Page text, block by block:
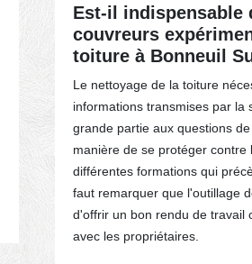
Est-il indispensable
couvreurs
toiture à Bonneuil
Le nettoyage de la toiture
informations transmises par la
grande partie aux questions
manière de se protéger
différentes formations qui
faut remarquer que l'outillage
d'offrir un bon rendu de travail
avec les propriétaires.